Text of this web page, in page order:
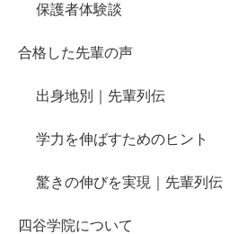
保護者体験談
合格した先輩の声
出身地別｜先輩列伝
学力を伸ばすためのヒント
驚きの伸びを実現｜先輩列伝
四谷学院について